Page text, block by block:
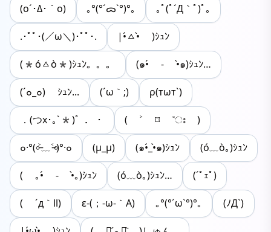
(o´･Δ･｀o) ｡°(°´ᯅ`°)°｡ ｡ﾟ(ﾟ´Д｀ﾟ)ﾟ｡
.･ﾟﾟ･(／ω＼)･ﾟﾟ･. |•́ㅿ•̀ )ｼｭﾝ
(*óㅿò*)ｼｭﾝ。。。 (๑•́ - •̀๑)ｼｭﾝ…
(´๐_๐) ｼｭﾝ... (´ω｀;) ρ(тωт`)
．(つx･｡`*)゜．・ ( ˃ ⌑ ˂ഃ )
๐·°(৹˃̵﹏˂̵৹)°·๐ (μ_μ) (๑•́_•̀๑)ｼｭﾝ (ó﹏ò｡)ｼｭﾝ
( ｡•́ - •̀｡)ｼｭﾝ (ó﹏ò｡)ｼｭﾝ… (´ﾟｪﾟ)
( ´д｀ll) ε-(；-ω-｀A) ｡°(°´ω`°)°｡ (ﾉД`)